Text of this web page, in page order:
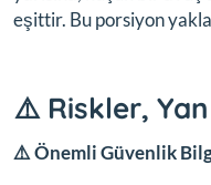
eşittir. Bu porsiyon
⚠️ Riskler,
⚠️ Önemli Güvenlik